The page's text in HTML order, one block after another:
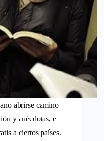
abrirse camino
y anécdotas, e
a ciertos países.